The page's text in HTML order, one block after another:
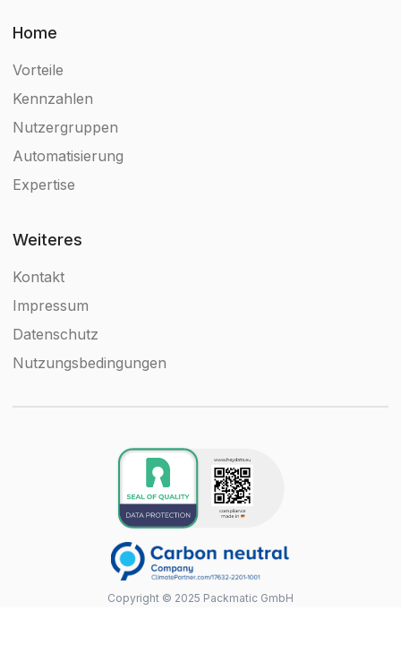
Home
Vorteile
Kennzahlen
Nutzergruppen
Automatisierung
Expertise
Weiteres
Kontakt
Impressum
Datenschutz
Nutzungsbedingungen
Copyright © 2025 Packmatic GmbH